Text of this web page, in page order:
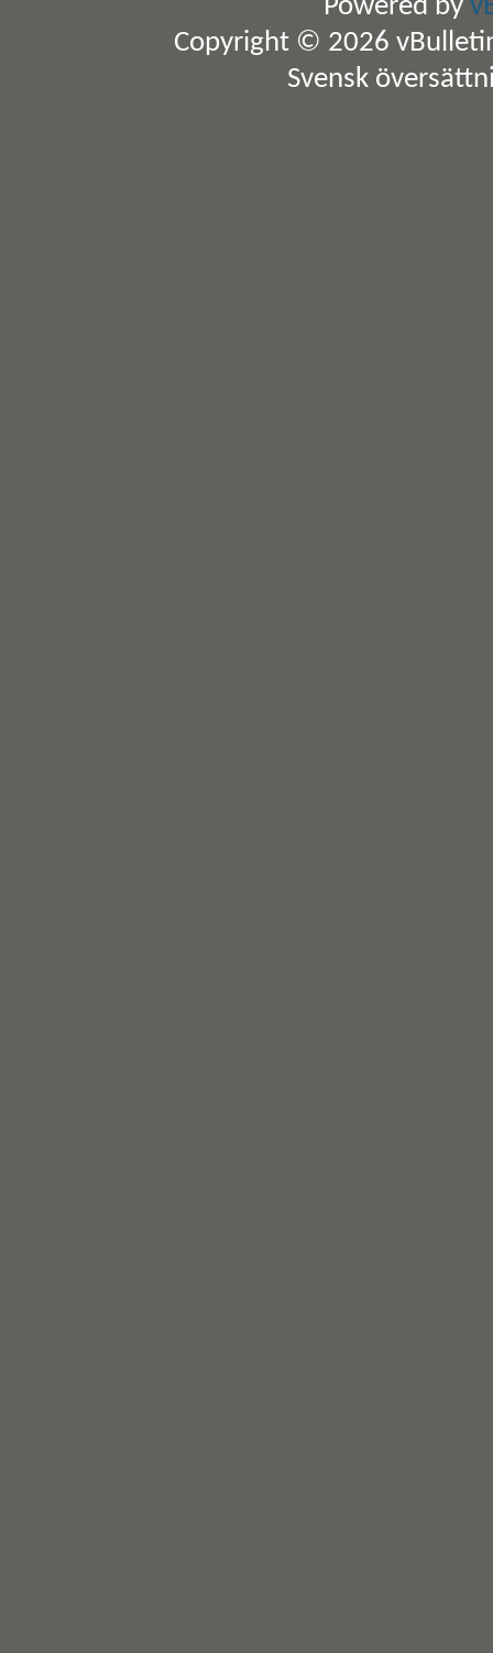
Powered by
Copyright © 2026
Svensk